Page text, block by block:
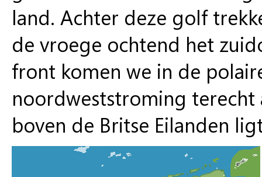
land. Achter deze golf
de vroege ochtend het
front komen we in de
noordweststroming terecht
boven de Britse Eilanden